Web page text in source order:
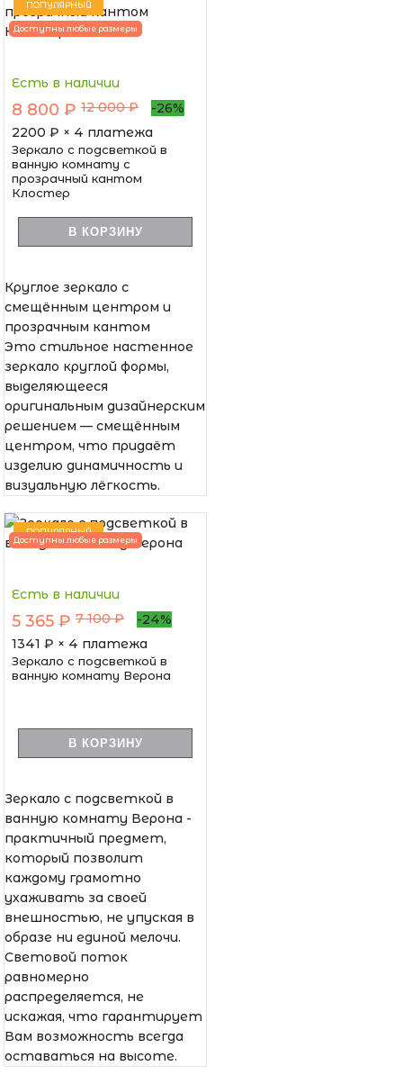
ПОПУЛЯРНЫЙ
Доступны любые размеры
Есть в наличии
8 800 ₽ 12 000 ₽
-26%
2200 ₽ × 4 платежа
Зеркало с подсветкой в
ванную комнату с
прозрачный кантом
Клостер
В КОРЗИНУ
Круглое зеркало с
смещённым центром и
прозрачным кантом
Это стильное настенное
зеркало круглой формы,
выделяющееся
оригинальным дизайнерским
решением — смещённым
центром, что придаёт
изделию динамичность и
визуальную лёгкость.
ПОПУЛЯРНЫЙ
Доступны любые размеры
Есть в наличии
5 365 ₽ 7 100 ₽
-24%
1341 ₽ × 4 платежа
Зеркало с подсветкой в
ванную комнату Верона
В КОРЗИНУ
Зеркало с подсветкой в
ванную комнату Верона -
практичный предмет,
который позволит
каждому грамотно
ухаживать за своей
внешностью, не упуская в
образе ни единой мелочи.
Световой поток
равномерно
распределяется, не
искажая, что гарантирует
Вам возможность всегда
оставаться на высоте.